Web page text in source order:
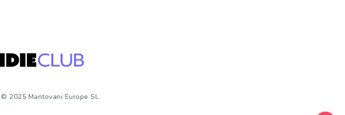
© 2025 Mantovani Europe SL